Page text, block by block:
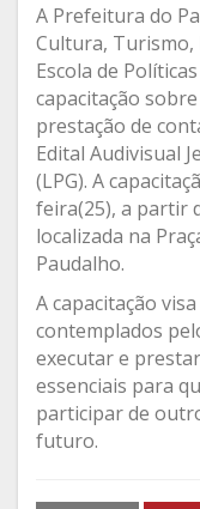
A Prefeitura do
Cultura, Turismo,
Escola de
capacitação
prestação de
Edital Audivisual
(LPG). A
feira(25), a partir
localizada na
Paudalho.
A capacitação
contemplados
executar e
essenciais para
participar de
futuro.